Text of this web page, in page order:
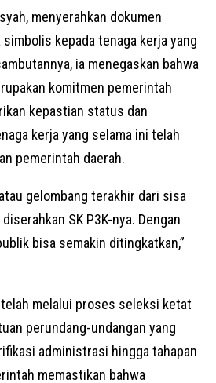
menyerahkan dokumen
kepada tenaga kerja yang
ia menegaskan bahwa
komitmen pemerintah
kepastian status dan
kerja yang selama ini telah
pemerintah daerah.
gelombang terakhir dari sisa
SK P3K-nya. Dengan
bisa semakin ditingkatkan,”
melalui proses seleksi ketat
perundang-undangan yang
administrasi hingga tahapan
memastikan bahwa